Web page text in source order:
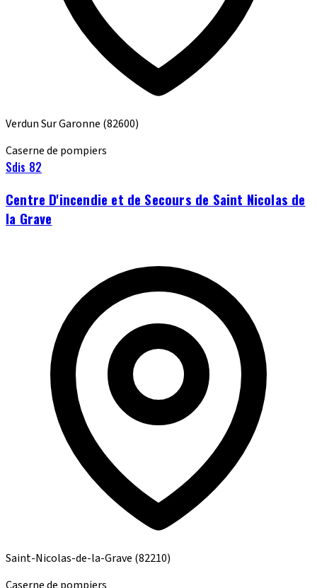
Verdun Sur Garonne (82600)
Caserne de pompiers
Sdis 82
Centre D'incendie et de Secours de Saint Nicolas de
la Grave
Saint-Nicolas-de-la-Grave (82210)